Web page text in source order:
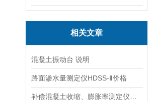
相关文章
混凝土振动台 说明
路面渗水量测定仪HDSS-Ⅱ价格